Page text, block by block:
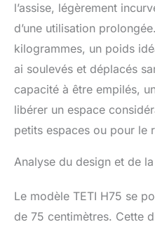
l’assise, légèrement
d’une utilisation
kilogrammes, un poids
ai soulevés et déplacés
capacité à être empilés,
libérer un espace
petits espaces ou pour le
Analyse du design et de
Le modèle TETI H75 se
de 75 centimètres. Cette